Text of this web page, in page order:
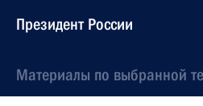
Президент России
Материалы по выбранной